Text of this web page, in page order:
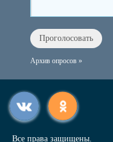
Архив опросов »
Все права защищены.